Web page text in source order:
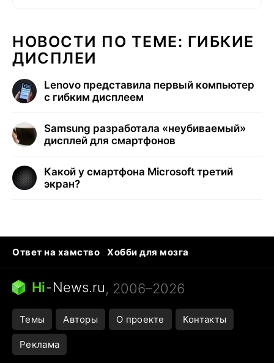
НОВОСТИ ПО ТЕМЕ: ГИБКИЕ
ДИСПЛЕИ
Lenovo представила первый компьютер
с гибким дисплеем
Samsung разработала «неубиваемый»
дисплей для смартфонов
Какой у смартфона Microsoft третий
экран?
Ответ на хамство
Хобби для мозга
Бензин 100 и 95
Тунцы в океанариуме
Следующая пандемия
Hi-News.ru, 2006–2026
Темы Авторы О проекте Контакты
Реклама